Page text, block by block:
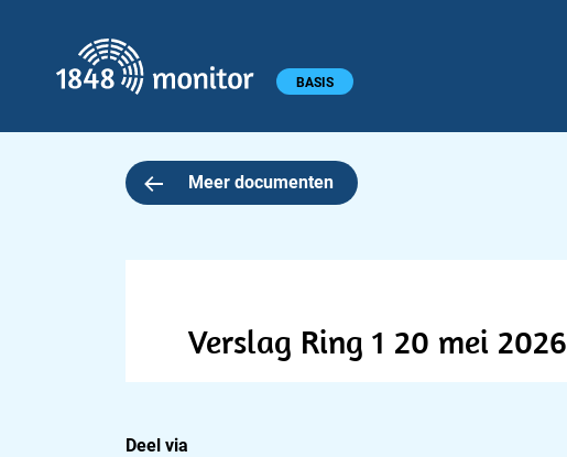
Hoofdmenu BASIS
Meer documenten
Verslag Ring 1 20 mei 2026
Deel via